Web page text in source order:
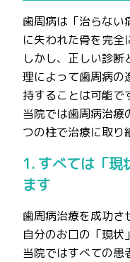
歯周病は「治らない
に失われた骨を完全
しかし、正しい診
理によって歯周病の
持することは可能で
当院では歯周病治療
つの柱で治療に取り
1. すべては「現
ます
歯周病治療を成功さ
自分のお口の「現状
当院ではすべての患